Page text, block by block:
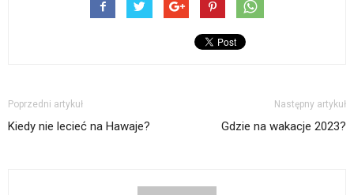
Poprzedni artykuł
Kiedy nie lecieć na Hawaje?
Następny artykuł
Gdzie na wakacje 2023?